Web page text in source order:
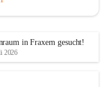
in Fraxern gesucht!
2026